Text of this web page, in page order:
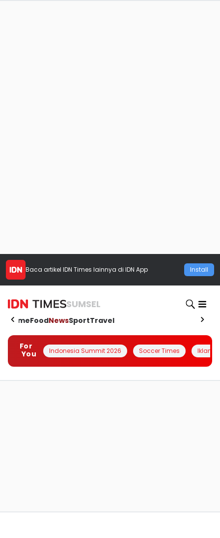
Baca artikel IDN Times lainnya di IDN App Install
SUMSEL
HomeFoodNewsSportTravel
For
You
Indonesia Summit 2026 Soccer Times Iklanin